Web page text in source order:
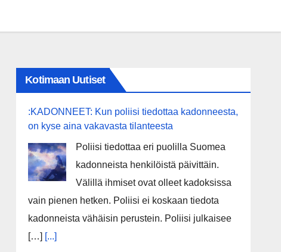
Kotimaan Uutiset
:KADONNEET: Kun poliisi tiedottaa kadonneesta,
on kyse aina vakavasta tilanteesta
Poliisi tiedottaa eri puolilla Suomea
kadonneista henkilöistä päivittäin.
Välillä ihmiset ovat olleet kadoksissa
vain pienen hetken. Poliisi ei koskaan tiedota
kadonneista vähäisin perustein. Poliisi julkaisee
[…] [...]